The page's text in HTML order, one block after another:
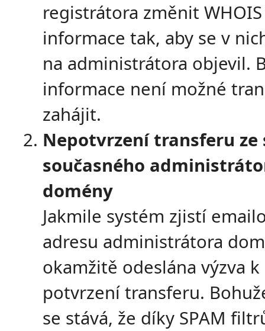
registrátora změnit WHOIS
informace tak, aby se v
na administrátora objevil.
informace není možné
zahájit.
Nepotvrzení transferu ze
současného
domény
Jakmile systém zjistí
adresu administrátora
okamžitě odeslána výzva k
potvrzení transferu.
se stává, že díky SPAM